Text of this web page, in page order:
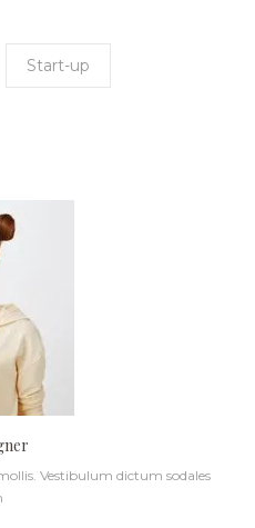
Start-up
Vestibulum dictum sodales